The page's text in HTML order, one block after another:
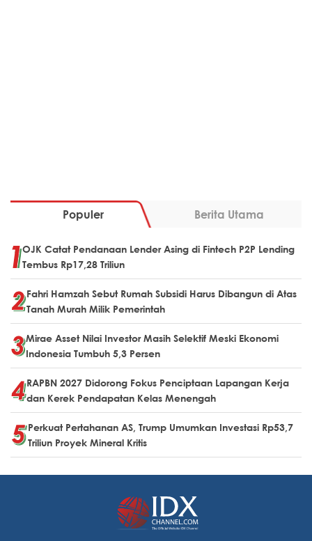
Populer Berita Utama
OJK Catat Pendanaan Lender Asing di Fintech P2P Lending
Tembus Rp17,28 Triliun
Fahri Hamzah Sebut Rumah Subsidi Harus Dibangun di Atas
Tanah Murah Milik Pemerintah
Mirae Asset Nilai Investor Masih Selektif Meski Ekonomi
Indonesia Tumbuh 5,3 Persen
RAPBN 2027 Didorong Fokus Penciptaan Lapangan Kerja
dan Kerek Pendapatan Kelas Menengah
Perkuat Pertahanan AS, Trump Umumkan Investasi Rp53,7
Triliun Proyek Mineral Kritis